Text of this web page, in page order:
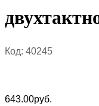
Код: 40245
643.00руб.